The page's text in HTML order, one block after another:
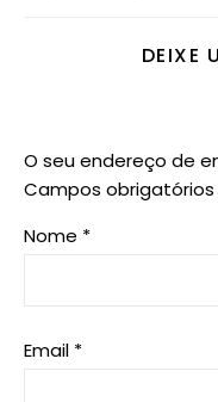
DEIXE
O seu endereço de
Campos
Nome *
Email *